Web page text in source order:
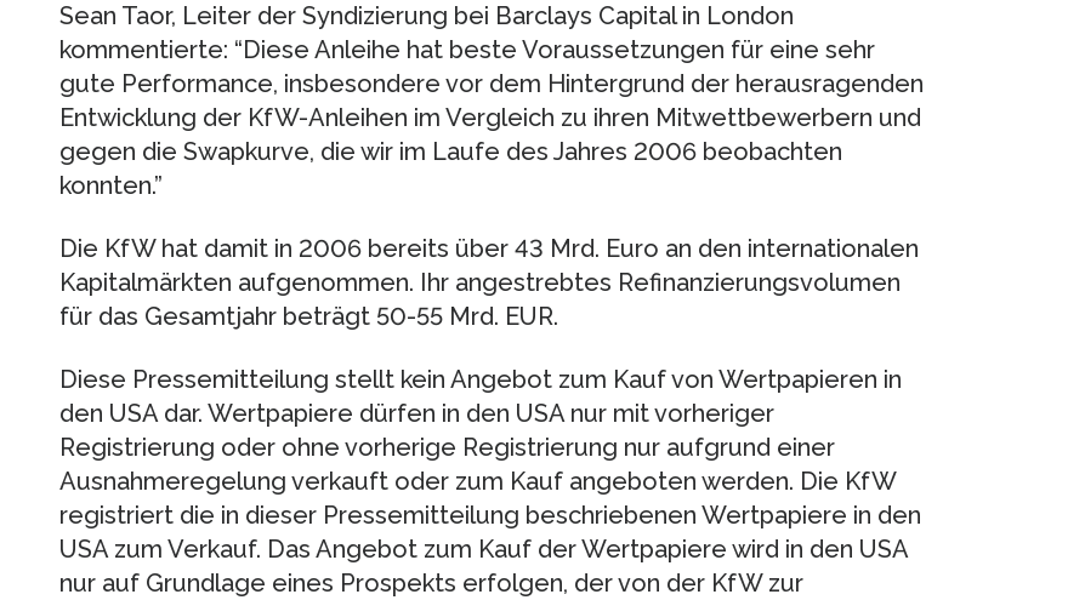
Sean Taor, Leiter der Syndizierung bei Barclays Capital in London
kommentierte: “Diese Anleihe hat beste Voraussetzungen für eine sehr
gute Performance, insbesondere vor dem Hintergrund der herausragenden
Entwicklung der KfW-Anleihen im Vergleich zu ihren Mitwettbewerbern und
gegen die Swapkurve, die wir im Laufe des Jahres 2006 beobachten
konnten.”
Die KfW hat damit in 2006 bereits über 43 Mrd. Euro an den internationalen
Kapitalmärkten aufgenommen. Ihr angestrebtes Refinanzierungsvolumen
für das Gesamtjahr beträgt 50-55 Mrd. EUR.
Diese Pressemitteilung stellt kein Angebot zum Kauf von Wertpapieren in
den USA dar. Wertpapiere dürfen in den USA nur mit vorheriger
Registrierung oder ohne vorherige Registrierung nur aufgrund einer
Ausnahmeregelung verkauft oder zum Kauf angeboten werden. Die KfW
registriert die in dieser Pressemitteilung beschriebenen Wertpapiere in den
USA zum Verkauf. Das Angebot zum Kauf der Wertpapiere wird in den USA
nur auf Grundlage eines Prospekts erfolgen, der von der KfW zur